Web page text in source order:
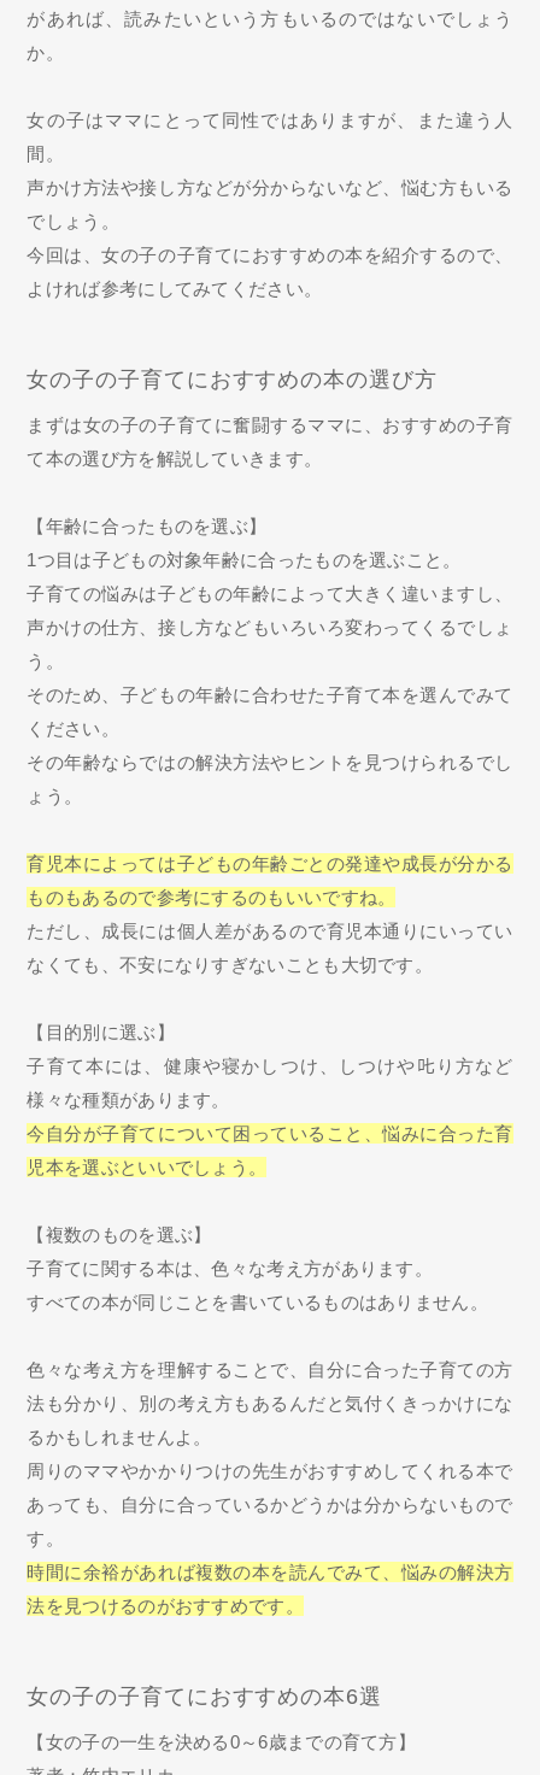
があれば、読みたいという方もいるのではないでしょう
か。
女の子はママにとって同性ではありますが、また違う人
間。
声かけ方法や接し方などが分からないなど、悩む方もいる
でしょう。
今回は、女の子の子育てにおすすめの本を紹介するので、
よければ参考にしてみてください。
女の子の子育てにおすすめの本の選び方
まずは女の子の子育てに奮闘するママに、おすすめの子育
て本の選び方を解説していきます。
【年齢に合ったものを選ぶ】
1つ目は子どもの対象年齢に合ったものを選ぶこと。
子育ての悩みは子どもの年齢によって大きく違いますし、
声かけの仕方、接し方などもいろいろ変わってくるでしょ
う。
そのため、子どもの年齢に合わせた子育て本を選んでみて
ください。
その年齢ならではの解決方法やヒントを見つけられるでし
ょう。
育児本によっては子どもの年齢ごとの発達や成長が分かる
ものもあるので参考にするのもいいですね。
ただし、成長には個人差があるので育児本通りにいってい
なくても、不安になりすぎないことも大切です。
【目的別に選ぶ】
子育て本には、健康や寝かしつけ、しつけや𠮟り方など
様々な種類があります。
今自分が子育てについて困っていること、悩みに合った育
児本を選ぶといいでしょう。
【複数のものを選ぶ】
子育てに関する本は、色々な考え方があります。
すべての本が同じことを書いているものはありません。
色々な考え方を理解することで、自分に合った子育ての方
法も分かり、別の考え方もあるんだと気付くきっかけにな
るかもしれませんよ。
周りのママやかかりつけの先生がおすすめしてくれる本で
あっても、自分に合っているかどうかは分からないもので
す。
時間に余裕があれば複数の本を読んでみて、悩みの解決方
法を見つけるのがおすすめです。
女の子の子育てにおすすめの本6選
【女の子の一生を決める0～6歳までの育て方】